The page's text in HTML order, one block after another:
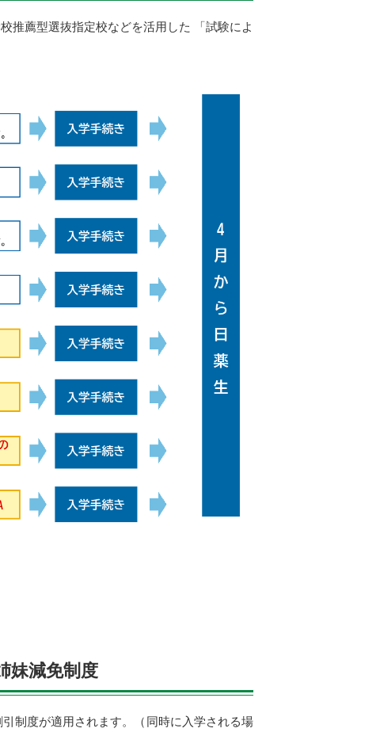
推薦型選抜指定校などを活用した 「試験によ
妹減免制度
制度が適用されます。（同時に入学される場